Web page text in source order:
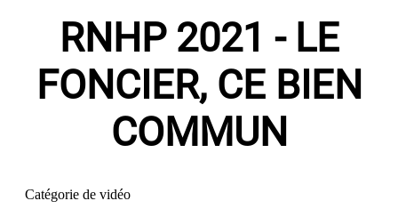
RNHP 2021 - LE
FONCIER, CE BIEN
COMMUN
Catégorie de vidéo